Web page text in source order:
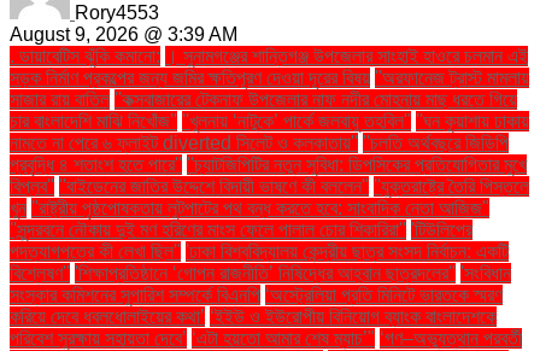
Rory4553
August 9, 2026 @ 3:39 AM
. ডায়াবেটিস ঝুঁকি কমানো:
। সুনামগঞ্জের শান্তিগঞ্জ উপজেলার সাংহাই হাওরে চলমান এই
সড়ক নির্মাণ প্রকল্পের জন্য জমির ক্ষতিপূরণ দেওয়া দূরের বিষয় ''অরফানেজ ট্রাস্ট মামলায়
সাজার রায় বাতিল ''কক্সবাজারের টেকনাফ উপজেলার নাফ নদীর মোহনায় মাছ ধরতে গিয়ে
চার বাংলাদেশি মাঝি নিখোঁজ'' ''খুলনায় ‘নাটুকে’ পার্কে জলবায়ু তহবিল'' ''ঘন কুয়াশায় ঢাকায়
নামতে না পেরে ৬ ফ্লাইট diverted সিলেট ও কলকাতায়'' ''চলতি অর্থবছরে জিডিপি
প্রবৃদ্ধি ৪ শতাংশ হতে পারে'' ''চ্যাটজিপিটির নতুন সুবিধা: ডিপসিকের প্রতিযোগিতার মুখে
বিপ্লব'' ''বাইডেনের জাতির উদ্দেশে বিদায়ী ভাষণে কী বললেন'' ''যুক্তরাষ্ট্রে তৈরি পিস্তলে
খুন ''রাষ্ট্রীয় পৃষ্ঠপোষকতায় লুটপাটের পথ বন্ধ করতে হবে: সাংবাদিক নেতা আজিজ"
''সুন্দরবনে নৌকায় দুই মণ হরিণের মাংস ফেলে পালাল চোর শিকারিরা'' 'টিউলিপের
পদত্যাগপত্রে কী লেখা ছিল'' 'ঢাকা বিশ্ববিদ্যালয় কেন্দ্রীয় ছাত্র সংসদ নির্বাচন: একটি
বিশ্লেষণ'' 'শিক্ষাপ্রতিষ্ঠানে ‘গোপন রাজনীতি’ নিষিদ্ধের আহ্বান ছাত্রদলের'' 'সংবিধান
সংস্কার কমিশনের সুপারিশ সম্পর্কে বিএনপি ‘অস্ট্রেলিয়া প্রতি মিনিটে ভারতকে স্মরণ
করিয়ে দেবে ধবলধোলাইয়ের কথা’ ‘ইইউ ও ইউরোপীয় বিনিয়োগ ব্যাংক বাংলাদেশকে
পরিবেশ সুরক্ষায় সহায়তা দেবে’ ‘এটা হয়তো আমার শেষ ম্যাচ’" ‘গণ–অভ্যুত্থান পরবর্তী